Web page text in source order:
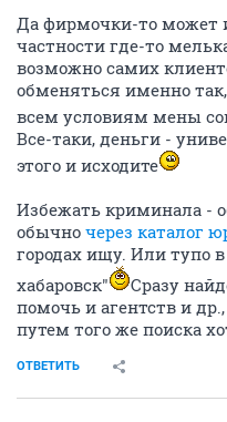
Да фирмочки-то может
частности где-то
возможно самих
обменяться именно
всем условиям мены
Все-таки, деньги -
этого и исходите
Избежать криминала -
обычно через каталог
городах ищу. Или тупо
хабаровск"
Сразу
помочь и агентств и
путем того же поиска
ОТВЕТИТЬ